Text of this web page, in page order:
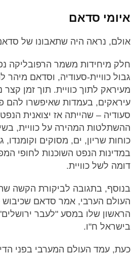
איומי סדאם
אולם, נראה היה שתאבונו של
חלק מיחידות משמר הרפובליקה
גבול כוויית-סעודיה, וסדאם מיהר
עיראקים, בעמדות שאיפשרו להם
סעודיה – שהייתה אז יצואנית
ההשתלטות המהירה על כוויית,
כוחות שריון, ים, מסוקים
במדינות הנפט השוכנות לחופי
דומה לשל כוויית.
בנוסף, בתגובה לביקורת הקשה
העולם הערבי, אמר סדאם שכיבוש
הראשון שלו במסע "לעבר
בישראל ח"ו.
כעת, עמד העולם המערבי בפני